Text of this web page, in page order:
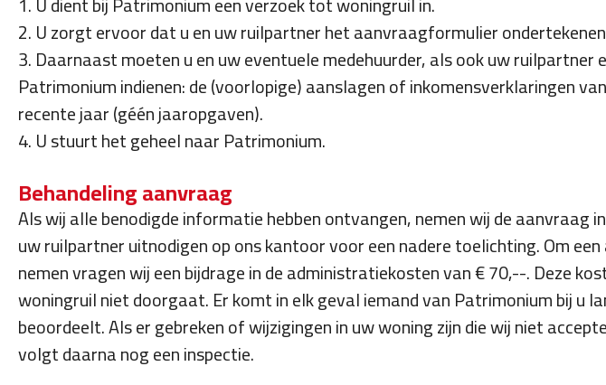
2. U zorgt ervoor dat u en uw ruilpartner het aanvraagformulier
3. Daarnaast moeten u en uw eventuele medehuurder, als ook uw ruilpartner
Patrimonium indienen: de (voorlopige) aanslagen of inkomensverklaringen
recente jaar (géén jaaropgaven).
4. U stuurt het geheel naar Patrimonium.
Behandeling aanvraag
Als wij alle benodigde informatie hebben ontvangen, nemen wij de aanvraag
uw ruilpartner uitnodigen op ons kantoor voor een nadere toelichting. Om
nemen vragen wij een bijdrage in de administratiekosten van € 70,--. Deze
woningruil niet doorgaat. Er komt in elk geval iemand van Patrimonium bij u
beoordeelt. Als er gebreken of wijzigingen in uw woning zijn die wij niet
volgt daarna nog een inspectie.